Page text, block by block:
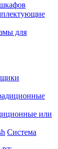
для
или
Система